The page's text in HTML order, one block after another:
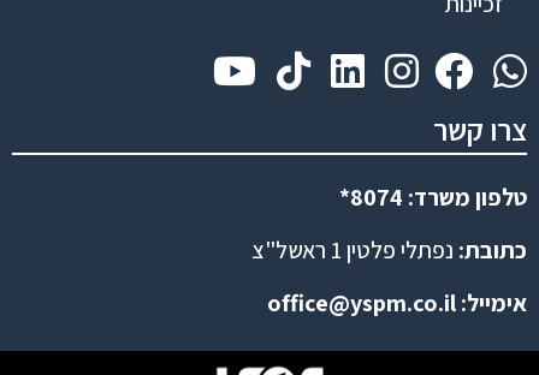
צרו קשר
טלפון משרד: 8074*
כתובת: נפתלי פלטין 1 ראשל"צ
אימייל:office@yspm.co.il